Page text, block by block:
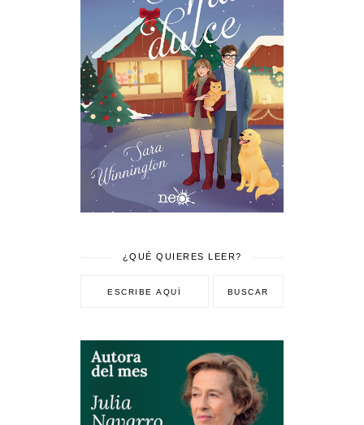
¿QUÉ QUIERES LEER?